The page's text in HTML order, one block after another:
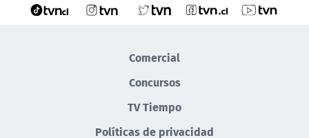
Comercial
Concursos
TV Tiempo
Políticas de privacidad